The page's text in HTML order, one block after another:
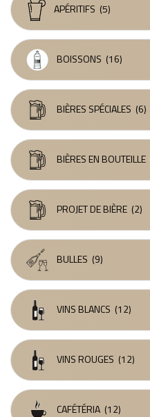
APÉRITIFS (5)
BOISSONS (16)
BIÈRES SPÉCIALES (6)
BIÈRES EN BOUTEILLE
PROJET DE BIÈRE (2)
BULLES (9)
VINS BLANCS (12)
VINS ROUGES (12)
CAFÉTÉRIA (12)